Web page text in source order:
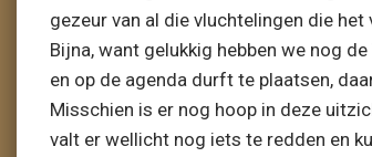
gezeur van al die vluchtelingen die
Bijna, want gelukkig hebben we nog
en op de agenda durft te plaatsen,
Misschien is er nog hoop in deze
valt er wellicht nog iets te redden en